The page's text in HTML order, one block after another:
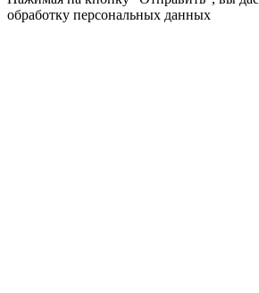
обработку персональных данных